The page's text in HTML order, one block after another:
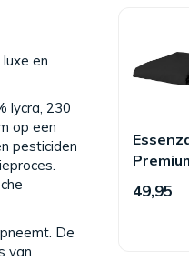
en
lycra, 230
op een
pesticiden
De
van
Percale
49,95